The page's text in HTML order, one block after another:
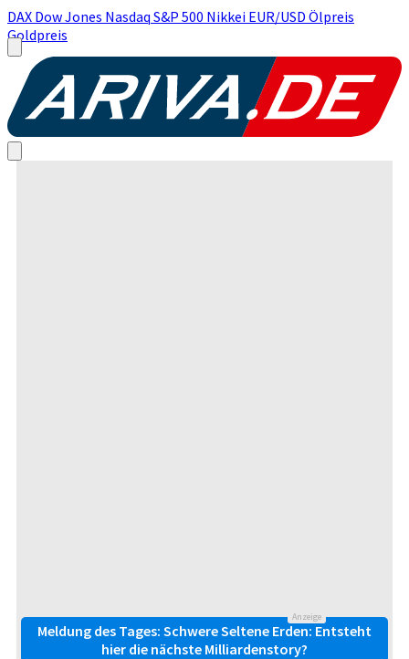
DAX Dow Jones Nasdaq S&P 500 Nikkei EUR/USD Ölpreis
Goldpreis
Anzeige
Meldung des Tages: Schwere Seltene Erden: Entsteht
hier die nächste Milliardenstory?